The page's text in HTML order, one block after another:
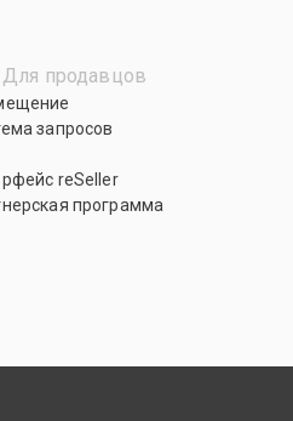
Для продавцов
запросов
reSeller
программа